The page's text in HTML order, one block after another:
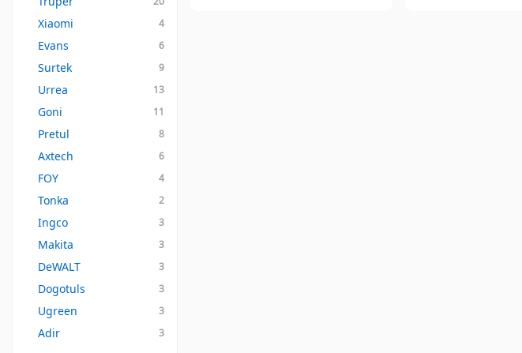
Xiaomi 4
Evans 6
Surtek 9
Urrea 13
Goni 11
Pretul 8
Axtech 6
FOY 4
Tonka 2
Ingco 3
Makita 3
DeWALT 3
Dogotuls 3
Ugreen 3
Adir 3